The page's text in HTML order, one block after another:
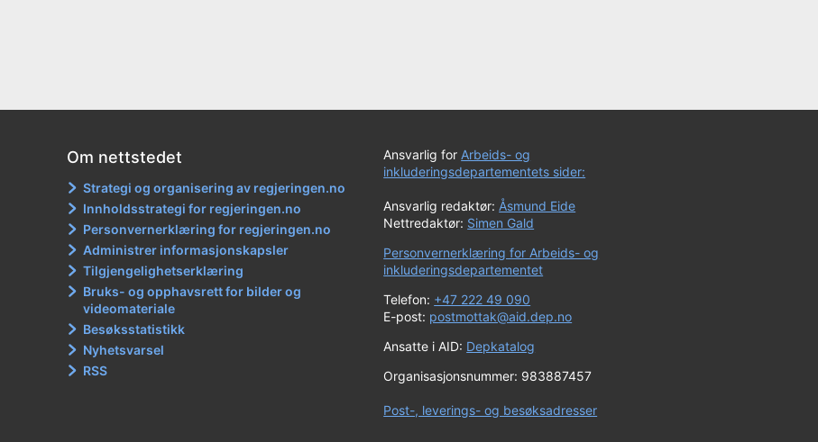
Om nettstedet
Strategi og organisering av regjeringen.no
Innholdsstrategi for regjeringen.no
Personvernerklæring for regjeringen.no
Administrer informasjonskapsler
Tilgjengelighetserklæring
Bruks- og opphavsrett for bilder og
videomateriale
Besøksstatistikk
Nyhetsvarsel
RSS
Ansvarlig for Arbeids- og
inkluderingsdepartementets sider:
Ansvarlig redaktør: Åsmund Eide
Nettredaktør: Simen Gald
Personvernerklæring for Arbeids- og
inkluderingsdepartementet
Telefon: +47 222 49 090
E-post: postmottak@aid.dep.no
Ansatte i AID: Depkatalog
Organisasjonsnummer: 983887457
Post-, leverings- og besøksadresser